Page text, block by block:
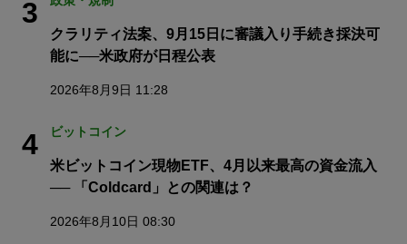
3
クラリティ法案、9月15日に審議入り手続き採決可
能に──米政府が日程公表
2026年8月9日 11:28
4 ビットコイン
米ビットコイン現物ETF、4月以来最高の資金流入
── 「Coldcard」との関連は？
2026年8月10日 08:30